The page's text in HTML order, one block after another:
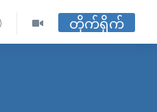
တိုက်ရိုက်